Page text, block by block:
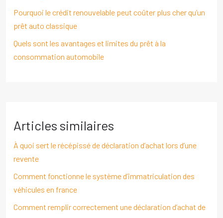
Pourquoi le crédit renouvelable peut coûter plus cher qu’un
prêt auto classique
Quels sont les avantages et limites du prêt à la
consommation automobile
Articles similaires
À quoi sert le récépissé de déclaration d’achat lors d’une
revente
Comment fonctionne le système d’immatriculation des
véhicules en france
Comment remplir correctement une déclaration d’achat de